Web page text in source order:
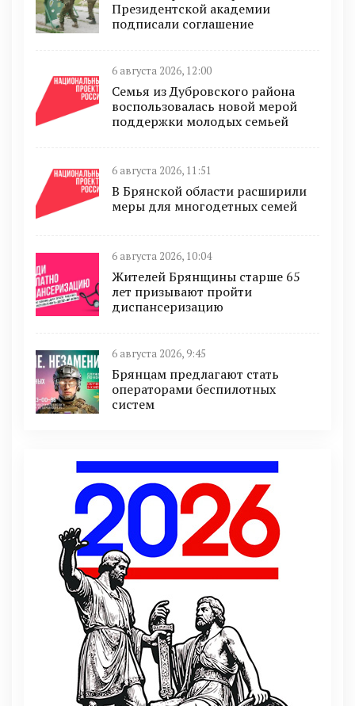
Президентской академии
подписали соглашение
6 августа 2026, 12:00
Семья из Дубровского района
воспользовалась новой мерой
поддержки молодых семьей
6 августа 2026, 11:51
В Брянской области расширили
меры для многодетных семей
6 августа 2026, 10:04
Жителей Брянщины старше 65
лет призывают пройти
диспансеризацию
6 августа 2026, 9:45
Брянцам предлагают cтать
оперaтoрами бeспилотных
систeм